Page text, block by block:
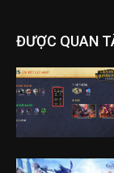
ĐƯỢC QUAN